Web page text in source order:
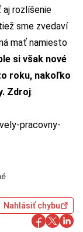
aj rozlíšenie
sme zvedaví
mať namiesto
si však nové
roku, nakoľko
Zdroj:
pracovny-
Nahlásiť chybu